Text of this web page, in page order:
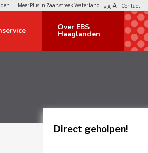
MeerPlus in Zaanstreek-Waterland A A A Contact
Over EBS
Haaglanden
Direct geholpen!